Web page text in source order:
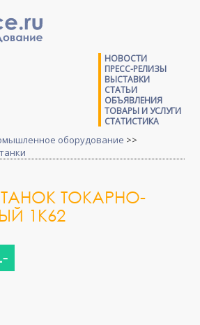
НОВОСТИ
ПРЕСС-РЕЛИЗЫ
ВЫСТАВКИ
СТАТЬИ
ОБЪЯВЛЕНИЯ
ТОВАРЫ И УСЛУГИ
СТАТИСТИКА
оборудование >>
ТОКАРНО-
1К62